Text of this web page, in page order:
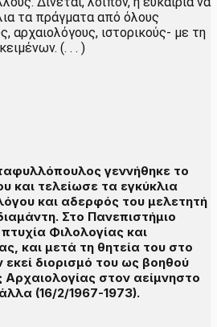
τα πράγματα από όλους
αρχαιολόγους, ιστορικούς- με τη
(. . . )
γεννήθηκε το
και τελείωσε τα εγκύκλια
και αδερφός του μελετητή
Στο Πανεπιστήμιο
Φιλολογίας και
και μετά τη θητεία του στο
εκεί διορισμό του ως βοηθού
Αρχαιολογίας στον αείμνηστο
(16/2/1967-1973).